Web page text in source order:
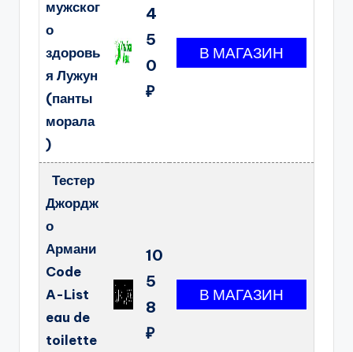
мужског
о
здоровь
я Лужун
(панты
морала
)
4
5
0
₽
Тестер
Джордж
о
Армани
Code
A-List
eau de
toilette
10
5
8
₽